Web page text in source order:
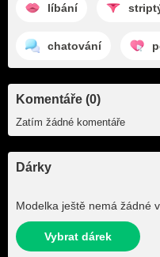
líbání
chatování
Komentáře (0)
Zatím žádné komentáře
Dárky
Modelka ještě nemá žádné
Vybrat dárek